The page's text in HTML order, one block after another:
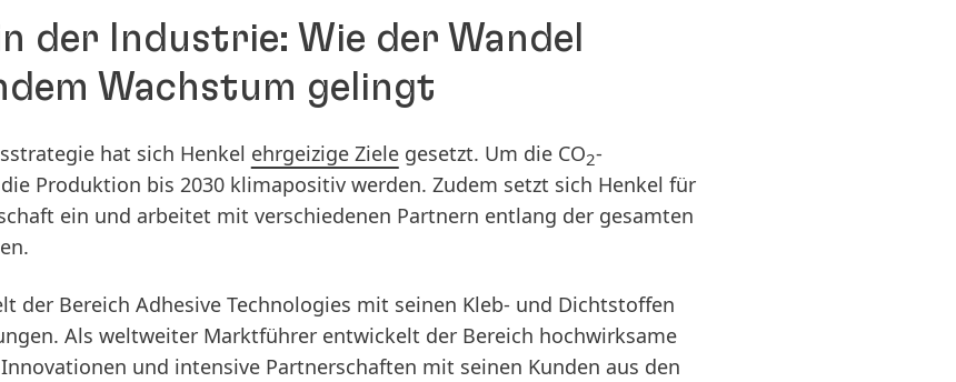
der Industrie: Wie der Wandel
Wachstum gelingt
hat sich Henkel ehrgeizige Zielegesetzt. Um die CO2-
Produktion bis 2030 klimapositiv werden. Zudem setzt sich Henkel für
ein und arbeitet mit verschiedenen Partnern entlang der gesamten
der Bereich Adhesive Technologies mit seinen Kleb- und Dichtstoffen
Als weltweiter Marktführer entwickelt der Bereich hochwirksame
und intensive Partnerschaften mit seinen Kunden aus den